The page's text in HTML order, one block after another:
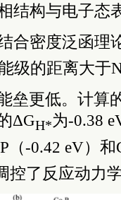
结构与电子态
合密度泛函理
级的距离大于
垒更低。计算
ΔGH*为-0.38
P（-0.42 eV）和
控了反应动力